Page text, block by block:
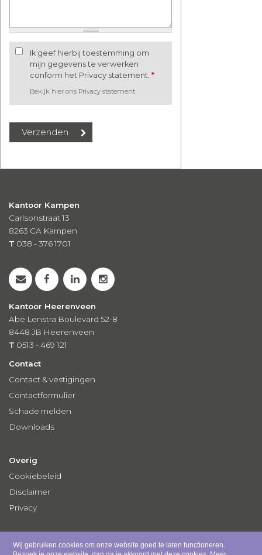
Wij gebruiken cookies om onze website goed te laten functioneren.
Ik geef hierbij toestemming om
mijn gegevens te verwerken
conform het Privacy statement. *
Bekijk hier ons Privacy statement
Kantoor Kampen
Carlsonstraat 13
8263 CA Kampen
T 038 - 376 1701
Kantoor Heerenveen
Abe Lenstra Boulevard 52-8
8448 JB Heerenveen
T 0513 - 469 121
Contact
Contact & vestigingen
Contactformulier
Schade melden
Downloads
Overig
Cookiebeleid
Disclaimer
Privacy